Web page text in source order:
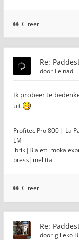
Citeer
Re:
door Leinad
Ik probeer te
uit
Profitec Pro 800 | La
LM
ibrik|Bialetti moka
press|melitta
Citeer
Re:
doorgilleko